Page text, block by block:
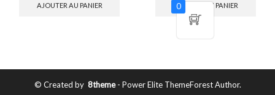
AJOUTER AU PANIER AJOUTER AU PANIER
© Created by 8theme- Power Elite ThemeForest Author.
0